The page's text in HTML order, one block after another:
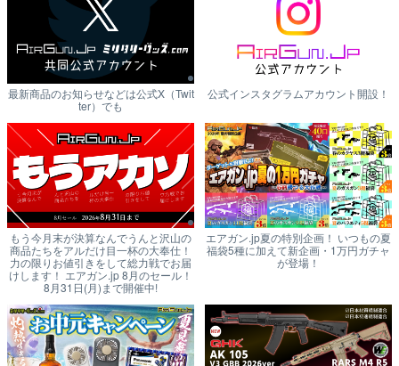
最新商品のお知らせなどは公式X（Twit
ter）でも
公式インスタグラムアカウント開設！
もう今月末が決算なんでうんと沢山の
商品たちをアルだけ目一杯の大奉仕！
力の限りお値引きをして総力戦でお届
けします！ エアガン.jp 8月のセール！
8月31日(月)まで開催中!
エアガン.jp夏の特別企画！ いつもの夏
福袋5種に加えて新企画・1万円ガチャ
が登場！